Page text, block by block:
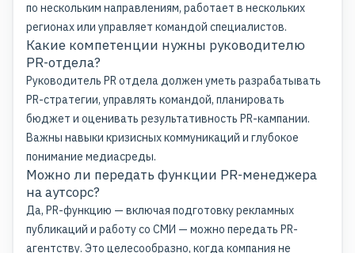
по нескольким направлениям, работает в нескольких
регионах или управляет командой специалистов.
Какие компетенции нужны руководителю
PR-отдела?
Руководитель PR отдела должен уметь разрабатывать
PR-стратегии, управлять командой, планировать
бюджет и оценивать результативность PR-кампании.
Важны навыки кризисных коммуникаций и глубокое
понимание медиасреды.
Можно ли передать функции PR-менеджера
на аутсорс?
Да, PR-функцию — включая подготовку рекламных
публикаций и работу со СМИ — можно передать PR-
агентству. Это целесообразно, когда компания не